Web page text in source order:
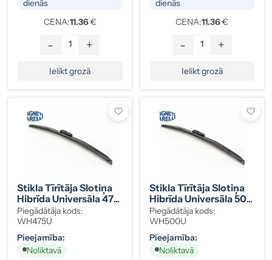
dienās
CENA:11.36€
- +
Ielikt grozā
dienās
CENA:11.36€
- +
Ielikt grozā
Stikla Tīrītāja Slotiņa
Hibrīda Universāla 475
Mm
Piegādātāja kods:
WH475U
Pieejamība:
Noliktavā
Stikla Tīrītāja Slotiņa
Hibrīda Universāla 500
Mm
Piegādātāja kods:
WH500U
Pieejamība:
Noliktavā